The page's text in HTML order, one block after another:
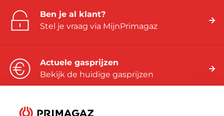
Ben je al klant?
Stel je vraag via MijnPrimagaz
Actuele gasprijzen
Bekijk de huidige gasprijzen